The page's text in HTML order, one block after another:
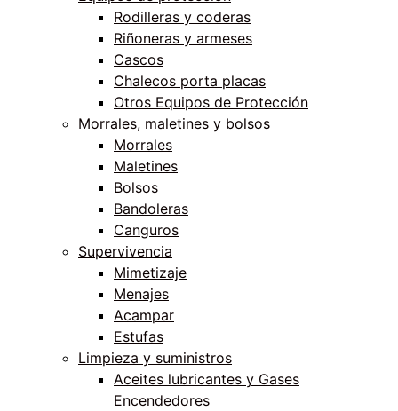
Rodilleras y coderas
Riñoneras y armeses
Cascos
Chalecos porta placas
Otros Equipos de Protección
Morrales, maletines y bolsos
Morrales
Maletines
Bolsos
Bandoleras
Canguros
Supervivencia
Mimetizaje
Menajes
Acampar
Estufas
Limpieza y suministros
Aceites lubricantes y Gases
Encendedores